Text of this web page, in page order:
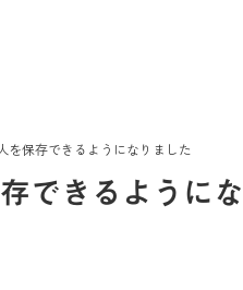
を保存できるようになりました
できるように